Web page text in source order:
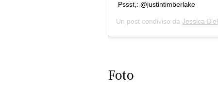
Pssst,: @justintimberlake
Un post condiviso da Jessica Biel
Foto